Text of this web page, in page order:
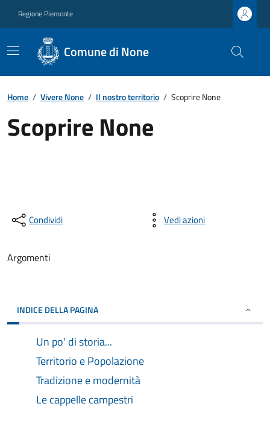
Regione Piemonte
Comune di None
Home / Vivere None / Il nostro territorio / Scoprire None
Scoprire None
Condividi Vedi azioni
Argomenti
INDICE DELLA PAGINA
Un po' di storia...
Territorio e Popolazione
Tradizione e modernità
Le cappelle campestri